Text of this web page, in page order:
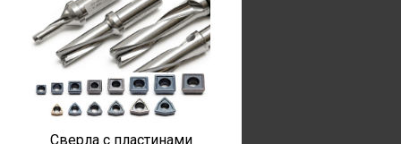
Сверла с пластинами